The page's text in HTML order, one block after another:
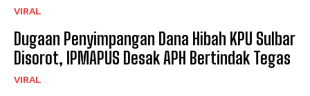
VIRAL
Dugaan Penyimpangan Dana Hibah KPU Sulbar
Disorot, IPMAPUS Desak APH Bertindak Tegas
VIRAL